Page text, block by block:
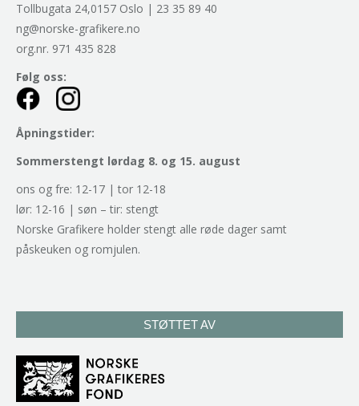
Tollbugata 24,0157 Oslo | 23 35 89 40
ng@norske-grafikere.no
org.nr. 971 435 828
Følg oss:
Åpningstider:
Sommerstengt lørdag 8. og 15. august
ons og fre: 12-17 | tor 12-18
lør: 12-16 | søn – tir: stengt
Norske Grafikere holder stengt alle røde dager samt
påskeuken og romjulen.
STØTTET AV